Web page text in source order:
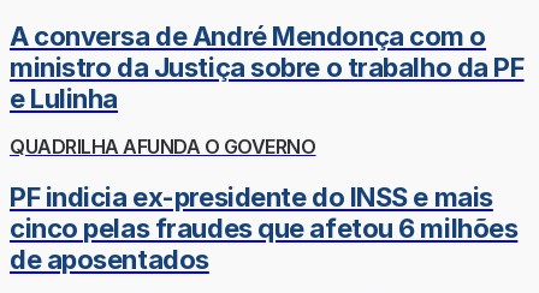
A conversa de André Mendonça com o
ministro da Justiça sobre o trabalho da PF
e Lulinha
QUADRILHA AFUNDA O GOVERNO
PF indicia ex-presidente do INSS e mais
cinco pelas fraudes que afetou 6 milhões
de aposentados